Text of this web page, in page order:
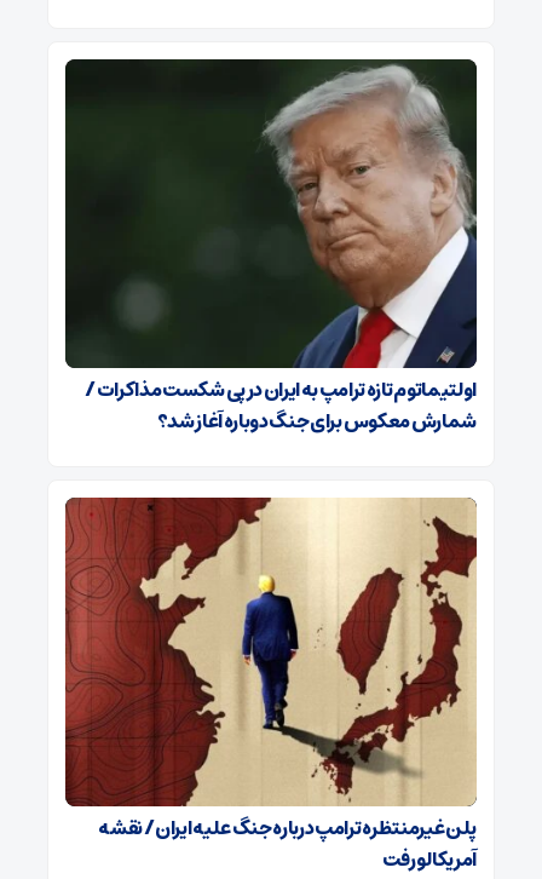
اولتیماتوم تازه ترامپ به ایران در پی شکست مذاکرات /
شمارش معکوس برای جنگ دوباره آغاز شد؟
پلن غیرمنتظره ترامپ درباره جنگ علیه ایران / نقشه
آمریکا لو رفت